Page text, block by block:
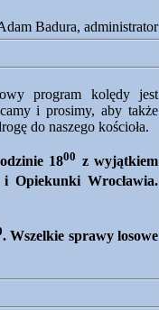
Badura, administrator
program kolędy jest
i prosimy, aby także
do naszego kościoła.
1800 z wyjątkiem
Opiekunki Wrocławia.
. Wszelkie sprawy losowe